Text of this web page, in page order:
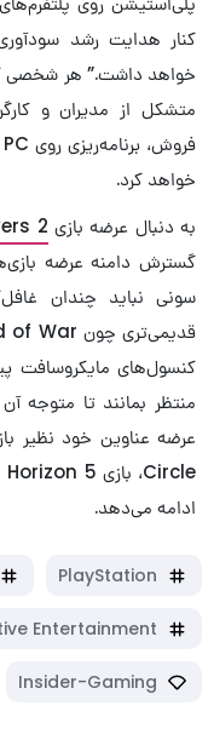
کنار هدایت رشد
خواهد داشت.” هر شخصی
متشکل از مدیران و
خواهد کرد.
به دنبال عرضه بازی 2
گسترش دامنه عرضه
سونی نباید چندان
کنسول‌های مایکروسافت
منتظر بمانند تا متوجه
ادامه می‌دهد.
PlayStation
Entertainment
Insider-Gaming